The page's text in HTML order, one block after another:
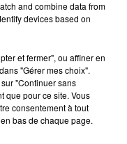
CALVIN HARRIS
and combine data from
devices based on
et fermer", ou affiner en
"Gérer mes choix".
"Continuer sans
que pour ce site. Vous
consentement à tout
bas de chaque page.